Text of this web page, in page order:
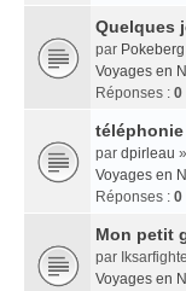
Quelques
par Pokeberg
Voyages en
Réponses : 0
par dpirleau
Voyages en
Réponses : 0
Mon petit
par
Voyages en